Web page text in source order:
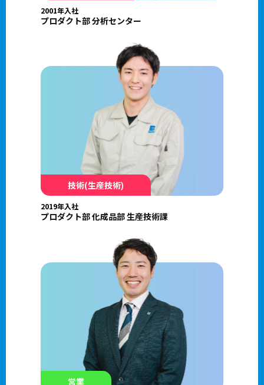
2001年入社
プロダクト部 分析センター
技術(生産技術)
2019年入社
プロダクト部 化成品部 生産技術課
営業